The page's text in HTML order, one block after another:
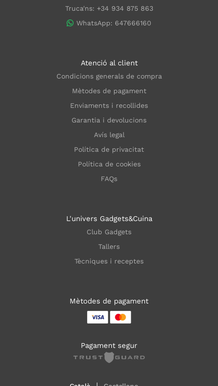
Truca'ns: +34 934 875 863
WhatsApp: 647666160
Atenció al client
Condicions generals de compra
Mètodes de pagament
Enviaments i recollides
Garantia i devolucions
Avís legal
Política de privacitat
Política de cookies
FAQs
L'univers Gadgets&Cuina
Club Gadgets
Tallers
Tècniques i receptes
Mètodes de pagament
Pagament segur